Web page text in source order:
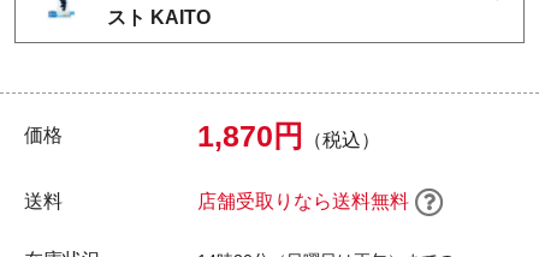
スト KAITO
価格 1,870円 （税込）
送料 店舗受取りなら送料無料